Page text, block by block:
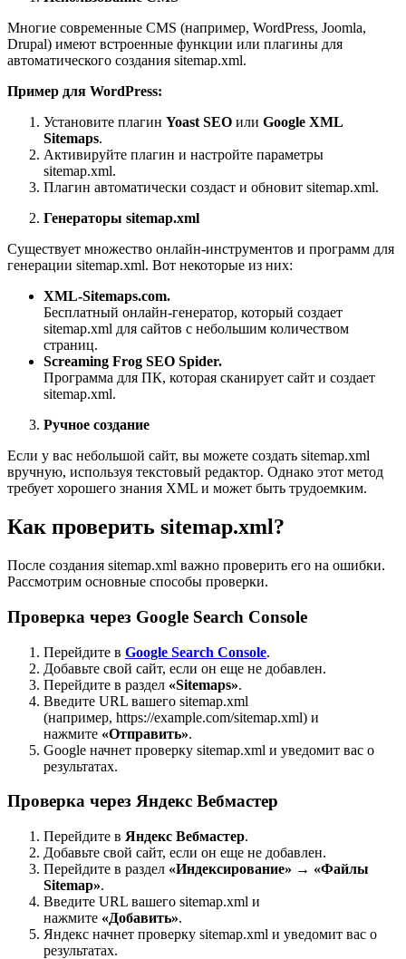
Многие современные CMS (например, WordPress, Joomla,
Drupal) имеют встроенные функции или плагины для
автоматического создания sitemap.xml.
Пример для WordPress:
Установите плагин Yoast SEO или Google XML
Sitemaps.
Активируйте плагин и настройте параметры
sitemap.xml.
Плагин автоматически создаст и обновит sitemap.xml.
Генераторы sitemap.xml
Существует множество онлайн-инструментов и программ для
генерации sitemap.xml. Вот некоторые из них:
XML-Sitemaps.com.
Бесплатный онлайн-генератор, который создает
sitemap.xml для сайтов с небольшим количеством
страниц.
Screaming Frog SEO Spider.
Программа для ПК, которая сканирует сайт и создает
sitemap.xml.
Ручное создание
Если у вас небольшой сайт, вы можете создать sitemap.xml
вручную, используя текстовый редактор. Однако этот метод
требует хорошего знания XML и может быть трудоемким.
Как проверить sitemap.xml?
После создания sitemap.xml важно проверить его на ошибки.
Рассмотрим основные способы проверки.
Проверка через Google Search Console
Перейдите в Google Search Console.
Добавьте свой сайт, если он еще не добавлен.
Перейдите в раздел «Sitemaps».
Введите URL вашего sitemap.xml
(например, https://example.com/sitemap.xml) и
нажмите «Отправить».
Google начнет проверку sitemap.xml и уведомит вас о
результатах.
Проверка через Яндекс Вебмастер
Перейдите в Яндекс Вебмастер.
Добавьте свой сайт, если он еще не добавлен.
Перейдите в раздел «Индексирование» → «Файлы
Sitemap».
Введите URL вашего sitemap.xml и
нажмите «Добавить».
Яндекс начнет проверку sitemap.xml и уведомит вас о
результатах.